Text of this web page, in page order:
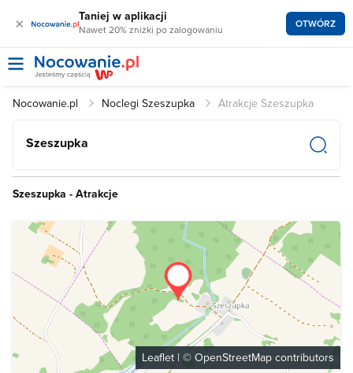
× Taniej w aplikacji
Nawet 20% zniżki po zalogowaniu OTWÓRZ
Nocowanie.pl Noclegi Szeszupka Atrakcje Szeszupka
Szeszupka
Szeszupka - Atrakcje
Leaflet| © OpenStreetMap contributors